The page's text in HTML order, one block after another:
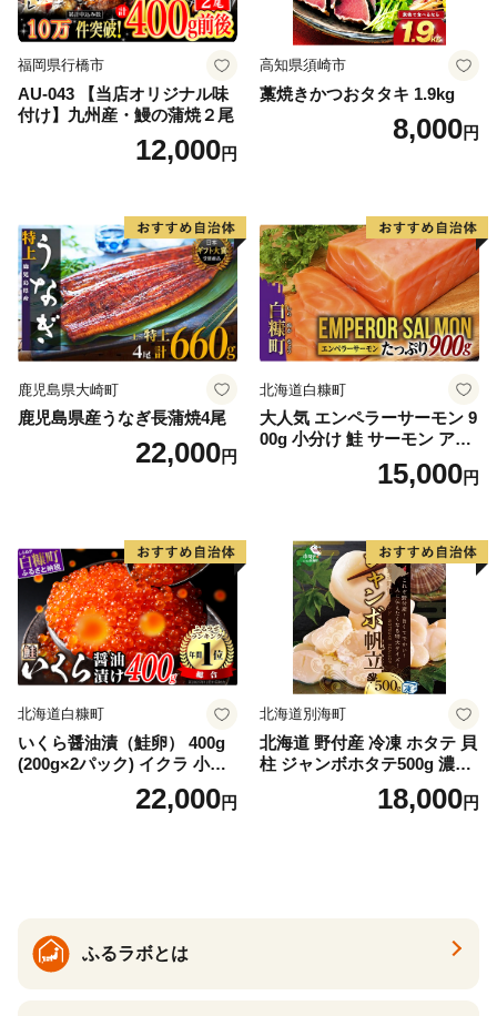
福岡県行橋市
AU-043 【当店オリジナル味
付け】九州産・鰻の蒲焼２尾
12,000円
高知県須崎市
藁焼きかつおタタキ 1.9kg
8,000円
鹿児島県大崎町
鹿児島県産うなぎ長蒲焼4尾
22,000円
北海道白糠町
大人気 エンペラーサーモン 9
00g 小分け 鮭 サーモン アト
ランティックサーモン 水産
庁長官賞 受賞 さけ シャケ し
満足 美味しい 贈答 生食用 刺
身 お刺身 刺し身 魚介類 海鮮
冷凍 厚切り 薄切り ふるさと
納税 ふるさとチョイス チョ
イス 北海道 白糠町
15,000円
北海道白糠町
いくら醤油漬（鮭卵） 400g
(200g×2パック) イクラ 小分
け いくら醤油漬 鮭いくら い
くら醤油漬け 鮭 鮭卵 ikura
22,000円
北海道別海町
北海道 野付産 冷凍 ホタテ 貝
柱 ジャンボホタテ500g 濃厚
な旨味と甘み （ほたて ホタ
テ 帆立 貝柱 ホタテ貝柱 大玉
18,000円
ふるラボとは